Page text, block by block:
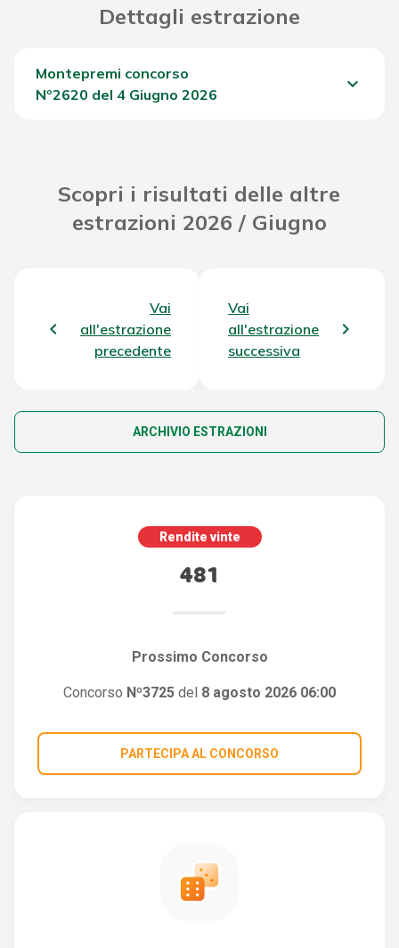
Dettagli estrazione
Montepremi concorso
Nº2620 del 4 Giugno 2026
keyboard_arrow_down
Scopri i risultati delle altre
estrazioni 2026 / Giugno
Vai
all'estrazione
precedente
Vai
all'estrazione
successiva
ARCHIVIO ESTRAZIONI
Rendite vinte
481
Prossimo Concorso
Concorso Nº3725 del 8 agosto 2026 06:00
PARTECIPA AL CONCORSO